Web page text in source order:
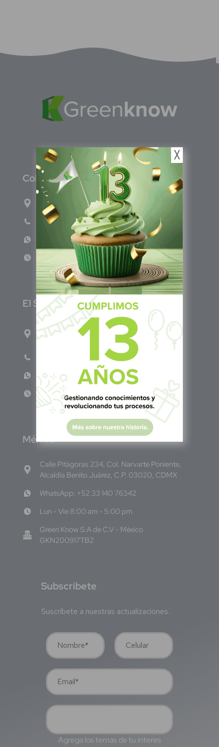
Colombia
Carrera 47A #95-56 oficina 305.
Teléfono: (601) 757 0706
WhatsApp: +57 317 465 1554
Lun - Vie 8:00am - 5:00pm
El Salvador
1ro Cll Pte, y 61 Av Nte, #3206, Local 9, San
Salvador Centro
Teléfono: +503 6986 1402
WhatsApp: +503 7687 3923
Lun - Vie 8:00am - 5:00pm
México
Calle Pitágoras 234, Col. Narvarte Poniente,
Alcaldía Benito Juárez, C.P. 03020, CDMX
WhatsApp: +52 33 140 76342
Lun - Vie 8:00 am - 5:00 pm
Green Know S.A de C.V - México
GKN200917TB2
Subscríbete
Suscríbete a nuestras actualizaciones.
Agrega los temas de tu interes
╳